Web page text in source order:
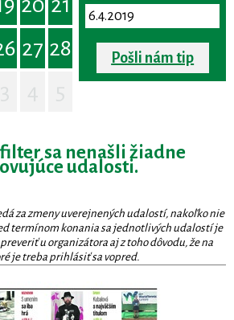
20 21
27 28
Pošli nám tip
sa nenašli žiadne
udalosti.
za zmeny uverejnených udalostí, nakoľko nie
termínom konania sa jednotlivých udalostí je
u organizátora aj z toho dôvodu, že na
je treba prihlásiť sa vopred.